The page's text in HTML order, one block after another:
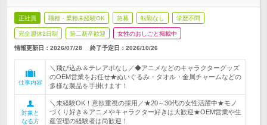
正社員 職種・業種未経験OK 急募 転勤なし 学歴不問
完全週休2日制 第二新卒歓迎 女性のおしごと掲載中
情報更新日：2026/07/28 終了予定日： 2026/10/26
仕事内容
＼飛び込み＆テレアポなし／◆アニメなどのキャラクターグッズ
のOEM営業をお任せ★ぬいぐるみ・タオル・金属チャームなどの
多様な製品を手掛けます！
対象と
なる方
＼未経験OK！意欲重視の採用／★20～30代の女性活躍中★モノ
づくり好き＆アニメやキャラクター好きは大歓迎★OEM営業や生
産管理の経験者は尚歓迎！